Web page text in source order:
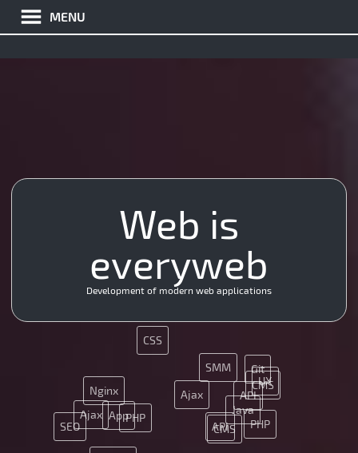
MENU
PHP
MySQL
Nginx
SEO
Java
UX
API
CMS
Ajax
Git
AppPHP
MySQL
HTML5
SMM
API
CMS
CSS
Ajax
Web is
everyweb
Development of modern web applications